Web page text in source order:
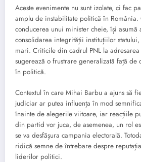
Aceste evenimente nu sunt izolate, ci fac
amplu de instabilitate politică în România.
conducerea unui minister cheie, își asumă
consolidarea integrității instituțiilor
mari. Criticile din cadrul PNL la
sugerează o frustrare generalizată față de
în politică.
Contextul în care Mihai Barbu a ajuns să
judiciar ar putea influența în mod
înainte de alegerile viitoare, iar reacțiile
din partid vor juca, de asemenea, un rol
se va desfășura campania electorală.
ridică semne de întrebare despre
liderilor politici.